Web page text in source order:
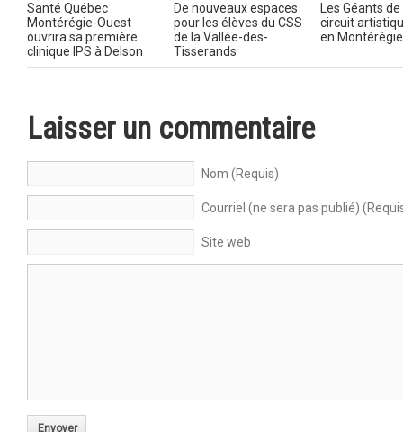
Santé Québec
Montérégie-Ouest
ouvrira sa première
clinique IPS à Delson
De nouveaux espaces
pour les élèves du CSS
de la Vallée-des-
Tisserands
Les Géants
circuit
en
Laisser un commentaire
Nom (Requis)
Courriel (ne sera pas publié)
Site web
Envoyer